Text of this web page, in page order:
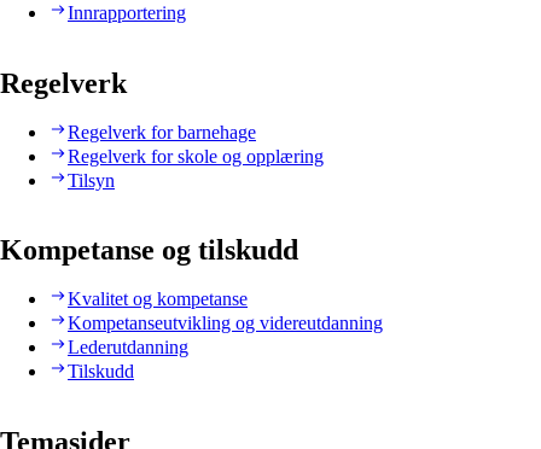
Innrapportering
Regelverk
Regelverk for barnehage
Regelverk for skole og opplæring
Tilsyn
Kompetanse og tilskudd
Kvalitet og kompetanse
Kompetanseutvikling og videreutdanning
Lederutdanning
Tilskudd
Temasider